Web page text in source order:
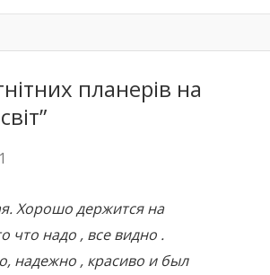
планерів на
Хорошо держится на
что надо , все видно .
надежно , красиво и был